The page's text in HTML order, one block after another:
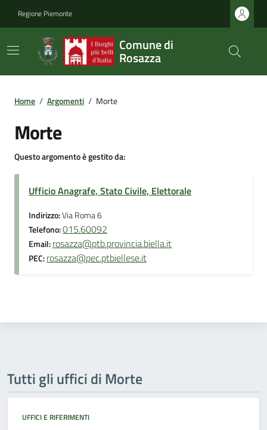
Regione Piemonte
Comune di
Rosazza
Home / Argomenti / Morte
Morte
Questo argomento è gestito da:
Ufficio Anagrafe, Stato Civile, Elettorale
Indirizzo:Via Roma 6
Telefono:015.60092
Email:rosazza@ptb.provincia.biella.it
PEC:rosazza@pec.ptbiellese.it
Tutti gli uffici di Morte
UFFICI E RIFERIMENTI